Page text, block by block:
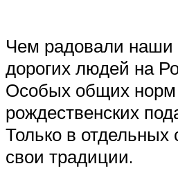
Чем радовали наши
дорогих людей на
Особых общих норм
рождественских
Только в
свои традиции.